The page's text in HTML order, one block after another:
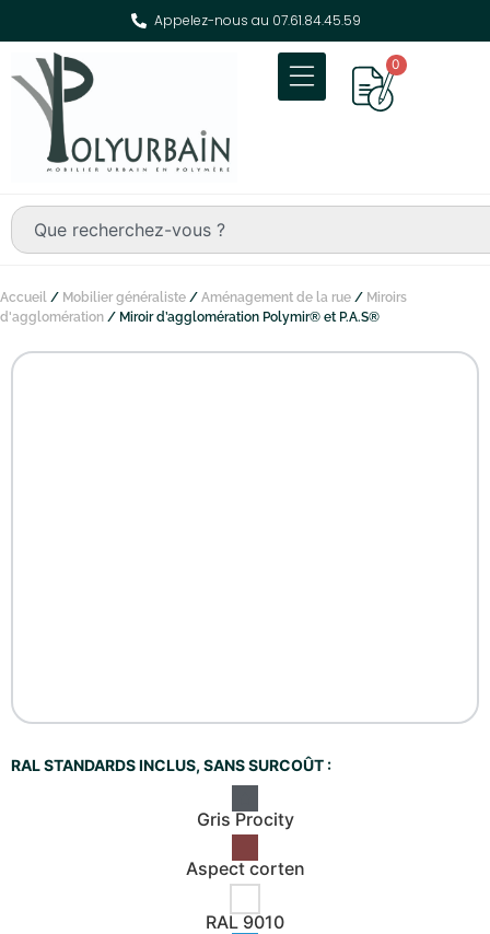
Appelez-nous au 07.61.84.45.59
0
Accueil / Mobilier généraliste / Aménagement de la rue / Miroirs
d'agglomération / Miroir d’agglomération Polymir® et P.A.S®
RAL STANDARDS INCLUS, SANS SURCOÛT :
Gris Procity
Aspect corten
RAL 9010